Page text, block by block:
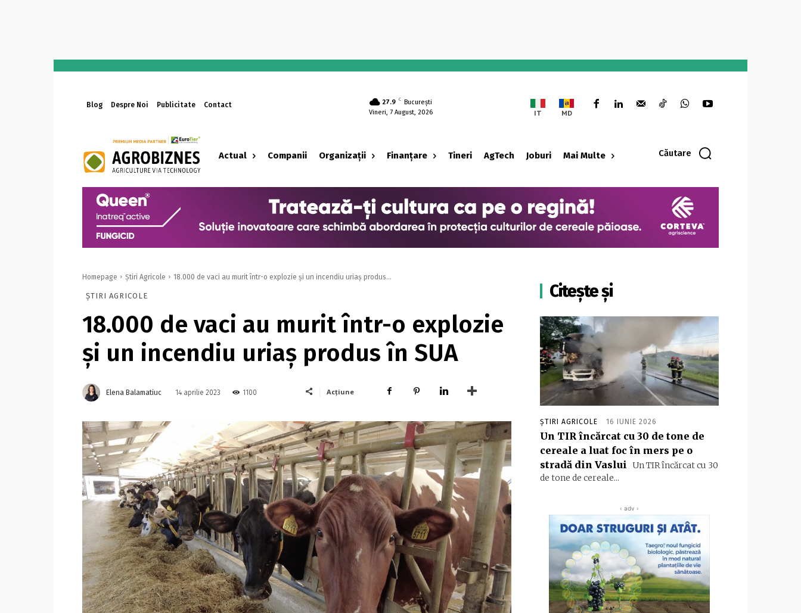
Blog Despre Noi Publicitate Contact 27.9 C București
Vineri, 7 August, 2026
IT MD
Actual Companii Organizații Finanțare Tineri AgTech Joburi Mai Multe Căutare
-
Homepage Știri Agricole 18.000 de vaci au murit într-o explozie și un incendiu uriaș produs...
ȘTIRI AGRICOLE
18.000 de vaci au murit într-o explozie
și un incendiu uriaș produs în SUA
Elena Balamatiuc 14 aprilie 2023 1100 Acțiune
Citește și
ȘTIRI AGRICOLE 16 IUNIE 2026
Un TIR încărcat cu 30 de tone de
cereale a luat foc în mers pe o
stradă din Vaslui
Un TIR încărcat cu 30
de tone de cereale...
‹ adv ›